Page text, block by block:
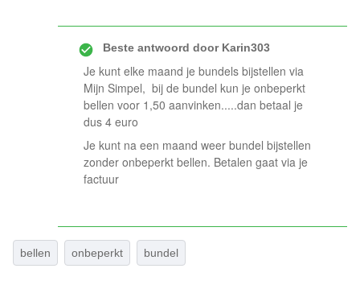
Beste antwoord doorKarin303
Je kunt elke maand je bundels bijstellen via
Mijn Simpel, bij de bundel kun je onbeperkt
bellen voor 1,50 aanvinken.....dan betaal je
dus 4 euro
Je kunt na een maand weer bundel bijstellen
zonder onbeperkt bellen. Betalen gaat via je
factuur
bellen onbeperkt bundel